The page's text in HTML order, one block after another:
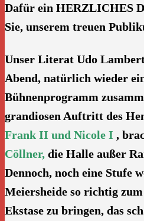
Dafür ein HERZLICHES
Sie, unserem treuen
Unser Literat Udo
Abend, natürlich wieder
Bühnenprogramm
grandiosen Auftritt des
Frank II und Nicole I ,
Cöllner, die Halle außer
Dennoch, noch eine Stufe
Meiersheide so richtig
Ekstase zu bringen, das